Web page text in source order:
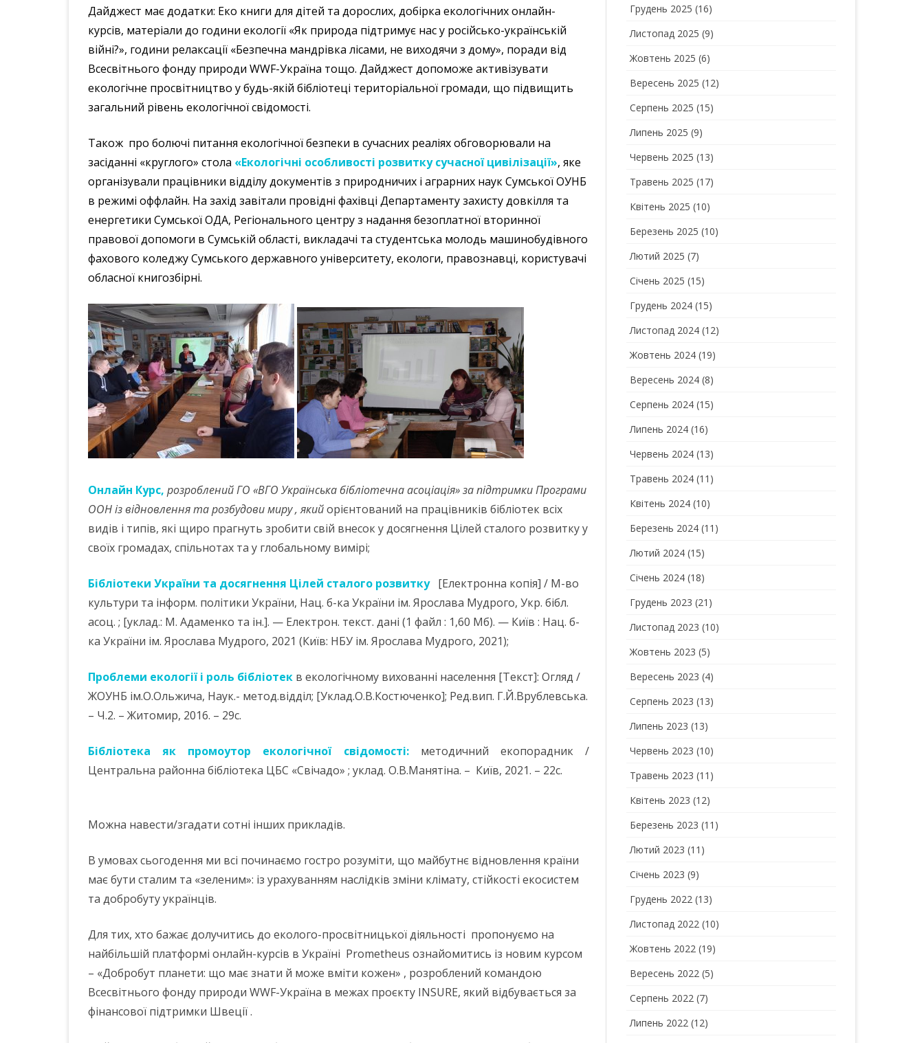
Дайджест має додатки: Еко книги для дітей та дорослих, добірка екологічних онлайн-
курсів, матеріали до години екології «Як природа підтримує нас у російсько-українській
війні?», години релаксації «Безпечна мандрівка лісами, не виходячи з дому», поради від
Всесвітнього фонду природи WWF-Україна тощо. Дайджест допоможе активізувати
екологічне просвітництво у будь-якій бібліотеці територіальної громади, що підвищить
загальний рівень екологічної свідомості.
Також про болючі питання екологічної безпеки в сучасних реаліях обговорювали на
засіданні «круглого» стола «Екологічні особливості розвитку сучасної цивілізації», яке
організували працівники відділу документів з природничих і аграрних наук Сумської ОУНБ
в режимі оффлайн. На захід завітали провідні фахівці Департаменту захисту довкілля та
енергетики Сумської ОДА, Регіонального центру з надання безоплатної вторинної
правової допомоги в Сумській області, викладачі та студентська молодь машинобудівного
фахового коледжу Сумського державного університету, екологи, правознавці, користувачі
обласної книгозбірні.
Онлайн Курс, розроблений ГО «ВГО Українська бібліотечна асоціація» за підтримки Програми
ООН із відновлення та розбудови миру , якийорієнтований на працівників бібліотек всіх
видів і типів, які щиро прагнуть зробити свій внесок у досягнення Цілей сталого розвитку у
своїх громадах, спільнотах та у глобальному вимірі;
Бібліотеки України та досягнення Цілей сталого розвитку[Електронна копія] / М-во
культури та інформ. політики України, Нац. б-ка України ім. Ярослава Мудрого, Укр. бібл.
асоц. ; [уклад.: М. Адаменко та ін.]. — Електрон. текст. дані (1 файл : 1,60 Мб). — Київ : Нац. б-
ка України ім. Ярослава Мудрого, 2021 (Київ: НБУ ім. Ярослава Мудрого, 2021);
Проблеми екології і роль бібліотек в екологічному вихованні населення [Текст]: Огляд /
ЖОУНБ ім.О.Ольжича, Наук.- метод.відділ; [Уклад.О.В.Костюченко]; Ред.вип. Г.Й.Врублевська.
– Ч.2. – Житомир, 2016. – 29с.
Бібліотека як промоутор екологічної свідомості:методичний екопорадник /
Центральна районна бібліотека ЦБС «Свічадо» ; уклад. О.В.Манятіна. – Київ, 2021. – 22с.
Можна навести/згадати сотні інших прикладів.
В умовах сьогодення ми всі починаємо гостро розуміти, що майбутнє відновлення країни
має бути сталим та «зеленим»: із урахуванням наслідків зміни клімату, стійкості екосистем
та добробуту українців.
Для тих, хто бажає долучитись до еколого-просвітницької діяльності пропонуємо на
найбільшій платформі онлайн-курсів в Україні Prometheus ознайомитись із новим курсом
– «Добробут планети: що має знати й може вміти кожен» , розроблений командою
Всесвітнього фонду природи WWF-Україна в межах проєкту INSURE, який відбувається за
фінансової підтримки Швеції .
Грудень 2025 (16)
Листопад 2025 (9)
Жовтень 2025 (6)
Вересень 2025 (12)
Серпень 2025 (15)
Липень 2025 (9)
Червень 2025 (13)
Травень 2025 (17)
Квітень 2025 (10)
Березень 2025 (10)
Лютий 2025 (7)
Січень 2025 (15)
Грудень 2024 (15)
Листопад 2024 (12)
Жовтень 2024 (19)
Вересень 2024 (8)
Серпень 2024 (15)
Липень 2024 (16)
Червень 2024 (13)
Травень 2024 (11)
Квітень 2024 (10)
Березень 2024 (11)
Лютий 2024 (15)
Січень 2024 (18)
Грудень 2023 (21)
Листопад 2023 (10)
Жовтень 2023 (5)
Вересень 2023 (4)
Серпень 2023 (13)
Липень 2023 (13)
Червень 2023 (10)
Травень 2023 (11)
Квітень 2023 (12)
Березень 2023 (11)
Лютий 2023 (11)
Січень 2023 (9)
Грудень 2022 (13)
Листопад 2022 (10)
Жовтень 2022 (19)
Вересень 2022 (5)
Серпень 2022 (7)
Липень 2022 (12)